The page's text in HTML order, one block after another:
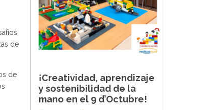
de
de
¡Creatividad, aprendizaje
y sostenibilidad de la
mano en el 9 d’Octubre!